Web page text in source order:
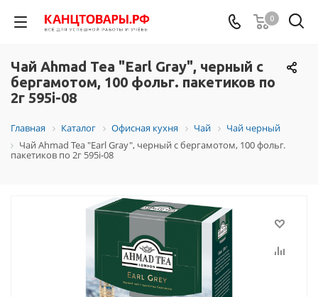
0
Чай Ahmad Tea "Earl Gray", черный с
бергамотом, 100 фольг. пакетиков по
2г 595i-08
Главная Каталог Офисная кухня Чай
Чай черный
Чай Ahmad Tea "Earl Gray", черный с бергамотом, 100 фольг.
пакетиков по 2г 595i-08